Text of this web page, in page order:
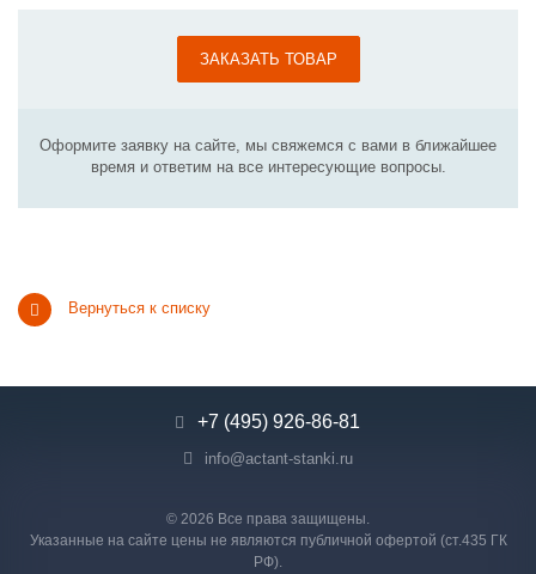
ЗАКАЗАТЬ ТОВАР
Оформите заявку на сайте, мы свяжемся с вами в ближайшее
время и ответим на все интересующие вопросы.
Вернуться к списку
© 2026 Все права защищены.
Указанные на сайте цены не являются публичной офертой (ст.435 ГК
РФ).
+7 (495) 926-86-81
info@actant-stanki.ru